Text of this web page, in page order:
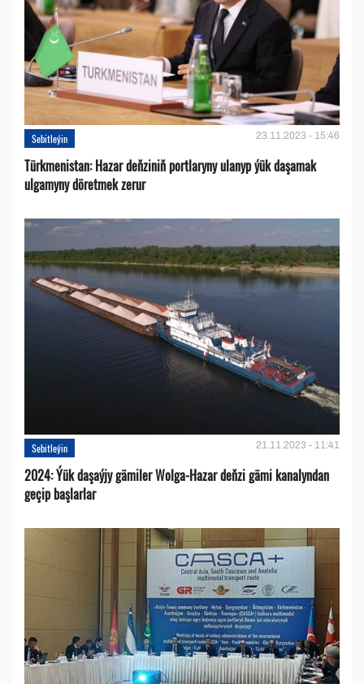
Sebitleýin 23.11.2023 - 15:46
Türkmenistan: Hazar deňziniň portlaryny ulanyp ýük daşamak
ulgamyny döretmek zerur
Sebitleýin 21.11.2023 - 11:41
2024: Ýük daşaýjy gämiler Wolga-Hazar deňzi gämi kanalyndan
geçip başlarlar